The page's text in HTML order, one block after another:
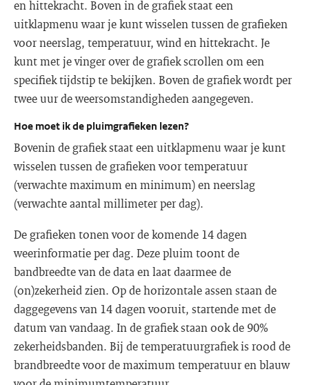
en hittekracht. Boven in de grafiek staat een
uitklapmenu waar je kunt wisselen tussen de grafieken
voor neerslag, temperatuur, wind en hittekracht. Je
kunt met je vinger over de grafiek scrollen om een
specifiek tijdstip te bekijken. Boven de grafiek wordt per
twee uur de weersomstandigheden aangegeven.
Hoe moet ik de pluimgrafieken lezen?
Bovenin de grafiek staat een uitklapmenu waar je kunt
wisselen tussen de grafieken voor temperatuur
(verwachte maximum en minimum) en neerslag
(verwachte aantal millimeter per dag).
De grafieken tonen voor de komende 14 dagen
weerinformatie per dag. Deze pluim toont de
bandbreedte van de data en laat daarmee de
(on)zekerheid zien. Op de horizontale assen staan de
daggegevens van 14 dagen vooruit, startende met de
datum van vandaag. In de grafiek staan ook de 90%
zekerheidsbanden. Bij de temperatuurgrafiek is rood de
brandbreedte voor de maximum temperatuur en blauw